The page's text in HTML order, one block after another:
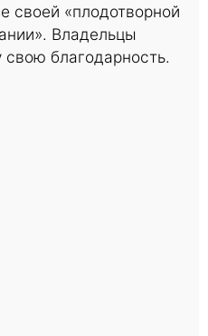
своей «плодотворной
Владельцы
благодарность.